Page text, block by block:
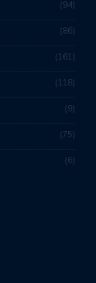
94
86
161
118
9
75
6